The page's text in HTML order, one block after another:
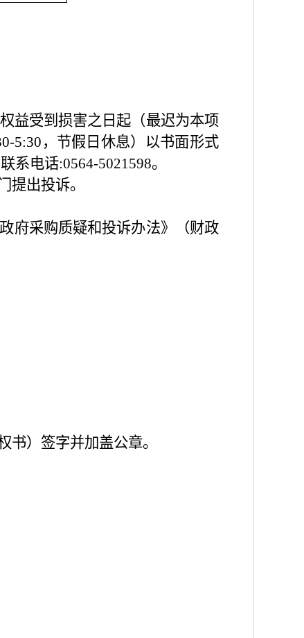
益受到损害之日起（最迟为本项
5:30，节假日休息）以书面形式
电话:0564-5021598。
提出投诉。
府采购质疑和投诉办法》（财政
）签字并加盖公章。